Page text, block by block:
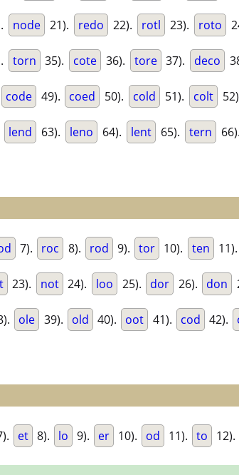
node 21). redo 22). rotl 23). roto
torn 35). cote 36). tore 37). deco
code 49). coed 50). cold 51). colt
lend 63). leno 64). lent 65). tern 66).
7). roc 8). rod 9). tor 10). ten 11).
23). not 24). loo 25). dor 26). don
ole 39). old 40). oot 41). cod 42).
et 8). lo 9). er 10). od 11). to 12).